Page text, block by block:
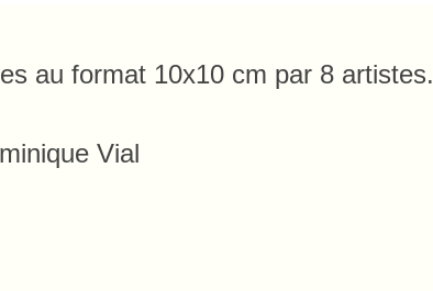
au format 10x10 cm par 8 artistes.
Vial